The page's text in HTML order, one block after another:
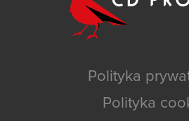
Polityka
Polityka